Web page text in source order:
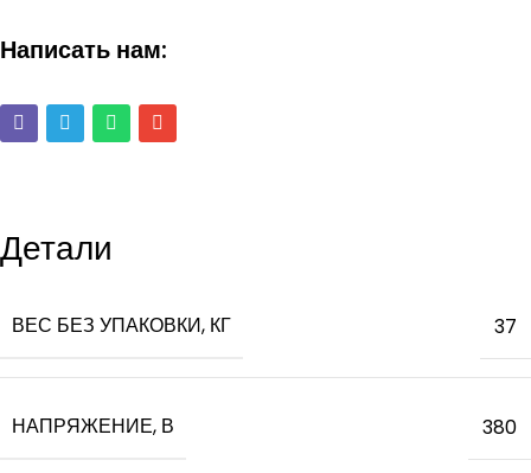
Написать нам:
Детали
ВЕС БЕЗ УПАКОВКИ, КГ 37
НАПРЯЖЕНИЕ, В 380